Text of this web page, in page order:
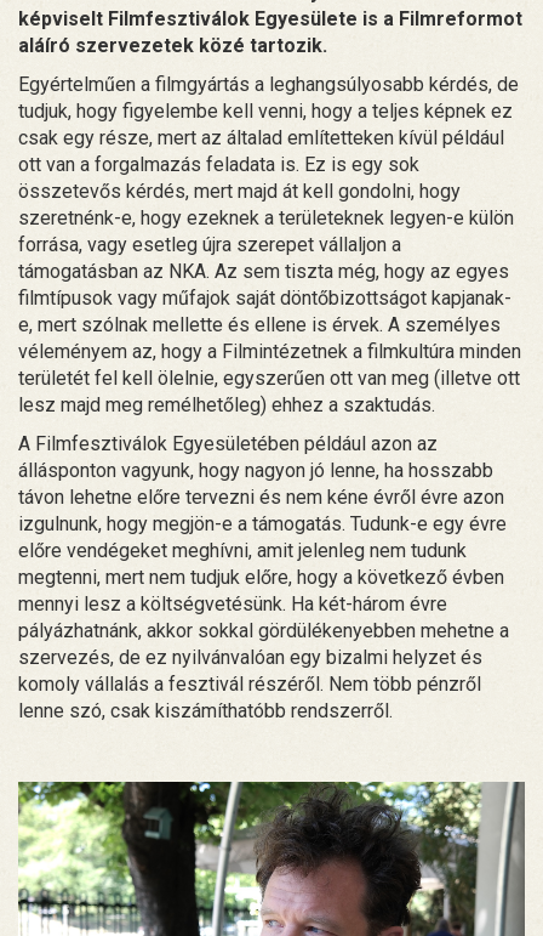
képviselt Filmfesztiválok Egyesülete is a Filmreformot
aláíró szervezetek közé tartozik.
Egyértelműen a filmgyártás a leghangsúlyosabb kérdés, de
tudjuk, hogy figyelembe kell venni, hogy a teljes képnek ez
csak egy része, mert az általad említetteken kívül például
ott van a forgalmazás feladata is. Ez is egy sok
összetevős kérdés, mert majd át kell gondolni, hogy
szeretnénk-e, hogy ezeknek a területeknek legyen-e külön
forrása, vagy esetleg újra szerepet vállaljon a
támogatásban az NKA. Az sem tiszta még, hogy az egyes
filmtípusok vagy műfajok saját döntőbizottságot kapjanak-
e, mert szólnak mellette és ellene is érvek. A személyes
véleményem az, hogy a Filmintézetnek a filmkultúra minden
területét fel kell ölelnie, egyszerűen ott van meg (illetve ott
lesz majd meg remélhetőleg) ehhez a szaktudás.
A Filmfesztiválok Egyesületében például azon az
állásponton vagyunk, hogy nagyon jó lenne, ha hosszabb
távon lehetne előre tervezni és nem kéne évről évre azon
izgulnunk, hogy megjön-e a támogatás. Tudunk-e egy évre
előre vendégeket meghívni, amit jelenleg nem tudunk
megtenni, mert nem tudjuk előre, hogy a következő évben
mennyi lesz a költségvetésünk. Ha két-három évre
pályázhatnánk, akkor sokkal gördülékenyebben mehetne a
szervezés, de ez nyilvánvalóan egy bizalmi helyzet és
komoly vállalás a fesztivál részéről. Nem több pénzről
lenne szó, csak kiszámíthatóbb rendszerről.